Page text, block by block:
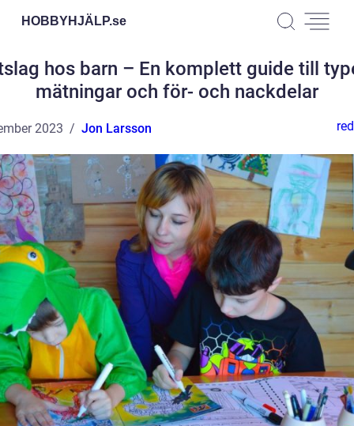
HOBBYHJÄLP.se
hos barn – En komplett guide till
mätningar och för- och nackdelar
2023 Jon Larsson